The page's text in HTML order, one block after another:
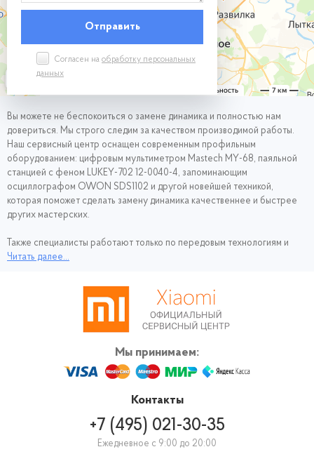
Согласен на обработку персональных
данных
Вы можете не беспокоиться о замене динамика и полностью нам
довериться. Мы строго следим за качеством производимой работы.
Наш сервисный центр оснащен современным профильным
оборудованием: цифровым мультиметром Mastech MY-68, паяльной
станцией с феном LUKEY-702 12-0040-4, запоминающим
осциллографом OWON SDS1102 и другой новейшей техникой,
которая поможет сделать замену динамика качественнее и быстрее
других мастерских.
Также специалисты работают только по передовым технологиям и
проверенным, постоянно обновляемым чек листам. Если вы все еще
произведенный у нас – 1 год.
Читать далее...
Мы принимаем:
Контакты
+7 (495) 021-30-35
Ежедневное с 9:00 до 20:00